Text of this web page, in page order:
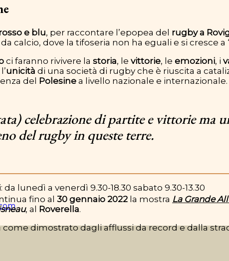
lunedì a venerdì 9.30-18.30 sabato 9.30-13.30
e blu, per raccontare l’epopea del rugby a
calcio, dove la tifoseria non ha eguali e si cresce a
ci faranno rivivere la storia, le vittorie, le emozioni, i
unicità di una società di rugby che è riuscita a
del Polesine a livello nazionale e internazionale.
celebrazione di partite e vittorie ma
del rugby in queste terre.
fino al 30 gennaio 2022 la mostra La Grande
, al Roverella.
dimostrato dagli afflussi da record e dalla